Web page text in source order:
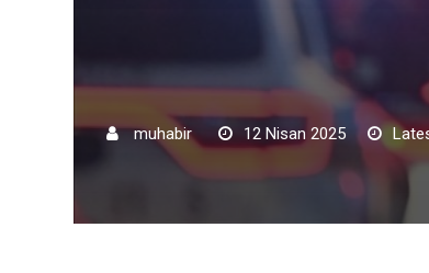
muhabir 12 Nisan 2025